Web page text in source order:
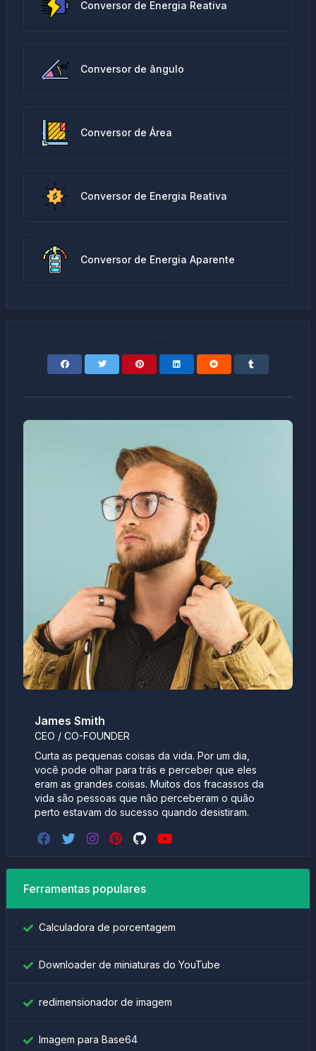
Conversor de Energia Reativa
Conversor de ângulo
Conversor de Área
Conversor de Energia Reativa
Conversor de Energia Aparente
James Smith
CEO / CO-FOUNDER
Curta as pequenas coisas da vida. Por um dia,
você pode olhar para trás e perceber que eles
eram as grandes coisas. Muitos dos fracassos da
vida são pessoas que não perceberam o quão
perto estavam do sucesso quando desistiram.
Ferramentas populares
Calculadora de porcentagem
Downloader de miniaturas do YouTube
redimensionador de imagem
Imagem para Base64